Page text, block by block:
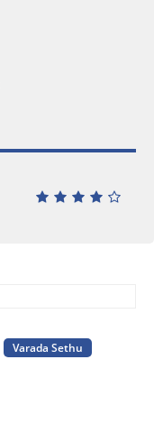
Varada Sethu